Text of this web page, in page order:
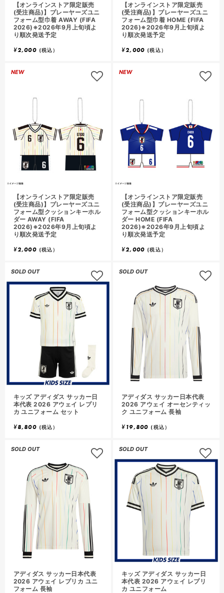
【オンラインストア限定販売
(受注商品)】プレーヤーズユニ
フォーム型巾着 AWAY (FIFA
2026)※2026年9月上旬頃よ
り順次発送予定
¥2,000 (税込）
【オンラインストア限定販売
(受注商品)】プレーヤーズユニ
フォーム型巾着 HOME (FIFA
2026)※2026年9月上旬頃よ
り順次発送予定
¥2,000 (税込）
NEW
【オンラインストア限定販売
(受注商品)】プレーヤーズユニ
フォーム型クッションキーホル
ダー AWAY (FIFA
2026)※2026年9月上旬頃よ
り順次発送予定
¥2,000 (税込）
NEW
【オンラインストア限定販売
(受注商品)】プレーヤーズユニ
フォーム型クッションキーホル
ダー HOME (FIFA
2026)※2026年9月上旬頃よ
り順次発送予定
¥2,000 (税込）
SOLD OUT
キッズ アディダス サッカー日
本代表 2026 アウェイ レプリ
カ ユニフォーム セット
¥8,800 (税込）
SOLD OUT
アディダス サッカー日本代表
2026 アウェイ オーセンティッ
ク ユニフォーム 長袖
¥19,800 (税込）
SOLD OUT
アディダス サッカー日本代表
2026 アウェイ レプリカ ユニ
フォーム 長袖
SOLD OUT
キッズ アディダス サッカー日
本代表 2026 アウェイ レプリ
カ ユニフォーム